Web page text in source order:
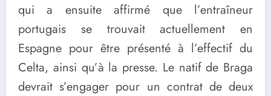
qui a ensuite affirmé que l’entraîneur
portugais se trouvait actuellement en
Espagne pour être présenté à l’effectif du
Celta, ainsi qu’à la presse. Le natif de Braga
devrait s’engager pour un contrat de deux